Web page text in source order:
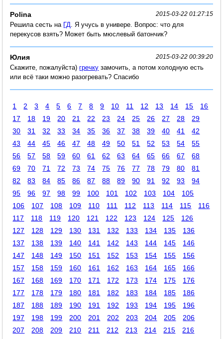
Polina 2015-03-22 01:27:15
Решила сесть на ГД
. Я учусь в универе. Вопрос: что для
перекусов взять? Может быть мюслевый батончик?
Юлия 2015-03-22 00:39:20
Скажите, пожалуйста)гречку замочить, а потом холодную есть
или всё таки можно разогревать? Спасибо
1 2 3 4 5 6 7 8 9 10 11 12 13 14 15
16
17
18 19 20 21 22 23 24 25 26 27 28
29
30
31 32 33 34 35 36 37 38 39 40 41
42
43
44 45 46 47 48 49 50 51 52 53 54
55
56
57 58 59 60 61 62 63 64 65 66 67
68
69
70 71 72 73 74 75 76 77 78 79 80
81
82
83 84 85 86 87 88 89 90 91 92 93
94
95
96 97 98 99 100 101 102 103 104
105
106
107 108 109 110 111 112 113 114 115
116
117
118 119 120 121 122 123 124 125
126
127
128 129 130 131 132 133 134 135
136
137
138 139 140 141 142 143 144 145
146
147
148 149 150 151 152 153 154 155
156
157
158 159 160 161 162 163 164 165
166
167
168 169 170 171 172 173 174 175
176
177
178 179 180 181 182 183 184 185
186
187
188 189 190 191 192 193 194 195
196
197
198 199 200 201 202 203 204 205
206
207
208 209 210 211 212 213 214 215
216